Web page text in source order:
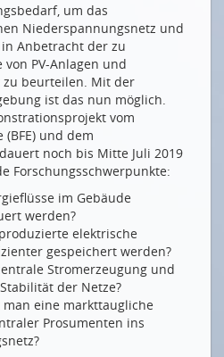
um das
Niederspannungsnetz und
Anbetracht der zu
PV-Anlagen und
zu beurteilen. Mit der
ist das nun möglich.
vom
und dem
noch bis Mitte Juli 2019
Forschungsschwerpunkte:
im Gebäude
werden?
elektrische
gespeichert werden?
Stromerzeugung und
der Netze?
eine markttaugliche
Prosumenten ins